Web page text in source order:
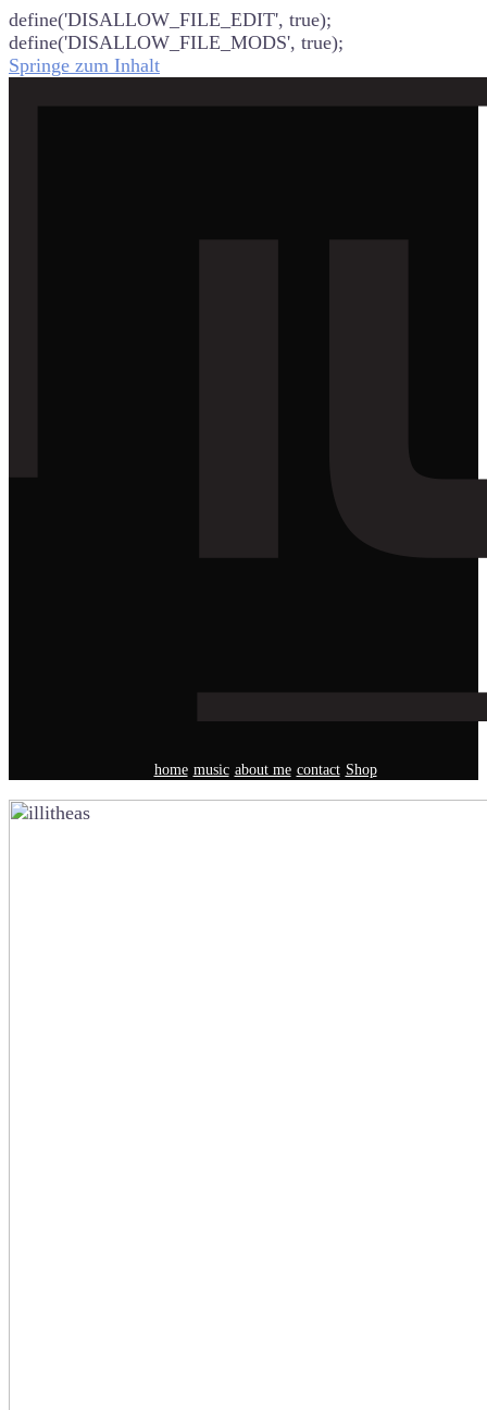
define('DISALLOW_FILE_EDIT', true);
define('DISALLOW_FILE_MODS', true);
Springe zum Inhalt
home music about me contact Shop